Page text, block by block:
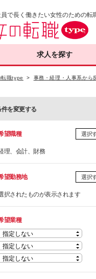
で長く働きたい女性のための転
求人を探す
転職type 事務・経理・人事系から
件を変更する
望職種 選択
理、会計、財務
望勤務地 選択
択されたものが表示されます
望業種